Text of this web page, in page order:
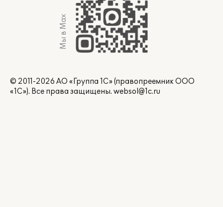
Мы в Max
© 2011-2026 АО «Группа 1С» (правопреемник ООО
«1С»). Все права защищены. websol@1c.ru